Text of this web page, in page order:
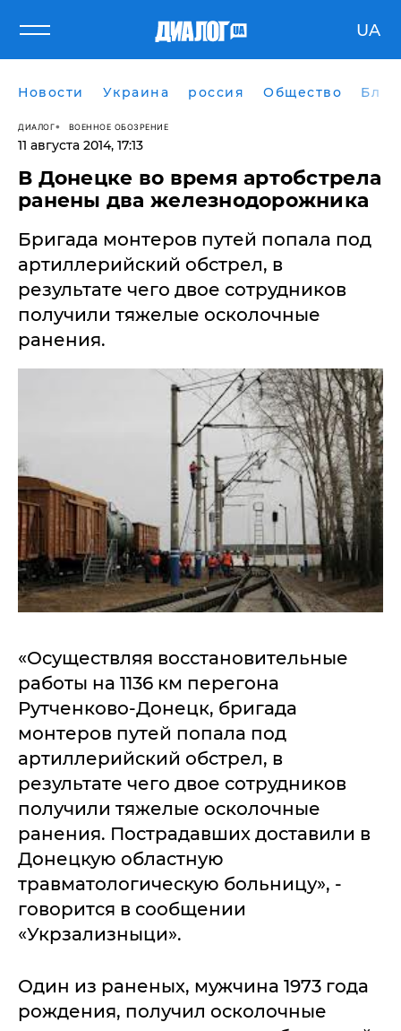
UA
Новости Украина россия Общество
ДИАЛОГ ВОЕННОЕ ОБОЗРЕНИЕ
11 августа 2014, 17:13
В Донецке во время артобстрела
ранены два железнодорожника
Бригада монтеров путей попала под
артиллерийский обстрел, в
результате чего двое сотрудников
получили тяжелые осколочные
ранения.
«Осуществляя восстановительные
работы на 1136 км перегона
Рутченково-Донецк, бригада
монтеров путей попала под
артиллерийский обстрел, в
результате чего двое сотрудников
получили тяжелые осколочные
ранения. Пострадавших доставили в
Донецкую областную
травматологическую больницу», -
говорится в сообщении
«Укрзализныци».
Один из раненых, мужчина 1973 года
рождения, получил осколочные